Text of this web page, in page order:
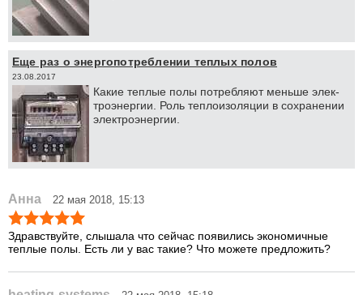
Еще раз о энергопотреблении теплых полов
23.08.2017
Ка­кие теп­лые по­лы по­треб­ля­ют мень­ше элек­
тро­энер­гии. Роль теп­ло­изо­ля­ции в со­хра­не­нии
элек­тро­энер­гии.
Анна 22 мая 2018, 15:13
Здравствуйте, слышала что сейчас появились экономичные
теплые полы. Есть ли у вас такие? Что можете предложить?